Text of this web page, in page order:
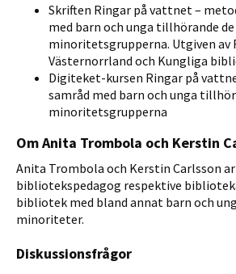
Skriften Ringar på vattnet –
med barn och unga tillhörande
minoritetsgrupperna. Utgiven
Västernorrland och Kungliga
Digiteket-kursen Ringar på
samråd med barn och unga
minoritetsgrupperna
Om Anita Trombola och Kerstin
Anita Trombola och Kerstin Carlsson
bibliotekspedagog respektive
bibliotek med bland annat barn och
minoriteter.
Diskussionsfrågor